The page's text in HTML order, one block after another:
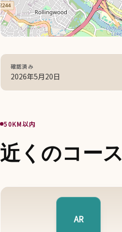
確認済み
2026年5月20日
50KM以内
近くのコース
AR